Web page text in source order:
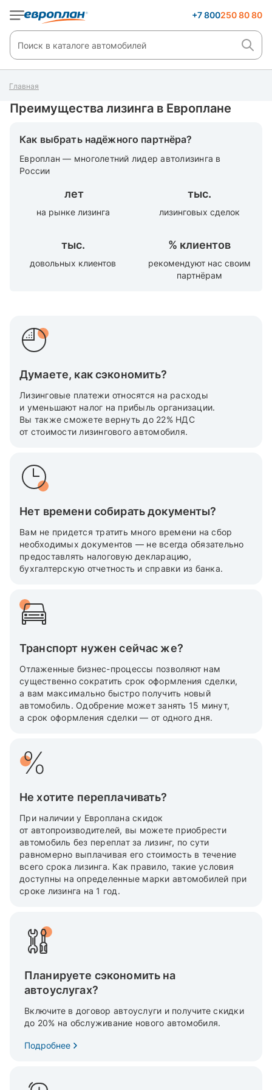
+7 800250 80 80
Главная
Преимущества лизинга в Европлане
Как выбрать надёжного партнёра?
Европлан — многолетний лидер автолизинга в
России
лет
на рынке лизинга
тыс.
лизинговых сделок
тыс.
довольных клиентов
% клиентов
рекомендуют нас своим
партнёрам
Думаете, как сэкономить?
Лизинговые платежи относятся на расходы
и уменьшают налог на прибыль организации.
Вы также cможете вернуть до 22% НДС
от стоимости лизингового автомобиля.
Нет времени собирать документы?
Вам не придется тратить много времени на сбор
необходимых документов — не всегда обязательно
предоставлять налоговую декларацию,
бухгалтерскую отчетность и справки из банка.
Транспорт нужен сейчас же?
Отлаженные бизнес-процессы позволяют нам
существенно сократить срок оформления сделки,
а вам максимально быстро получить новый
автомобиль. Одобрение может занять 15 минут,
а срок оформления сделки — от одного дня.
Не хотите переплачивать?
При наличии у Европлана скидок
от автопроизводителей, вы можете приобрести
автомобиль без переплат за лизинг, по сути
равномерно выплачивая его стоимость в течение
всего срока лизинга. Как правило, такие условия
доступны на определенные марки автомобилей при
сроке лизинга на 1 год.
Планируете сэкономить на
автоуслугах?
Включите в договор автоуслуги и получите скидки
до 20% на обслуживание нового автомобиля.
Подробнее